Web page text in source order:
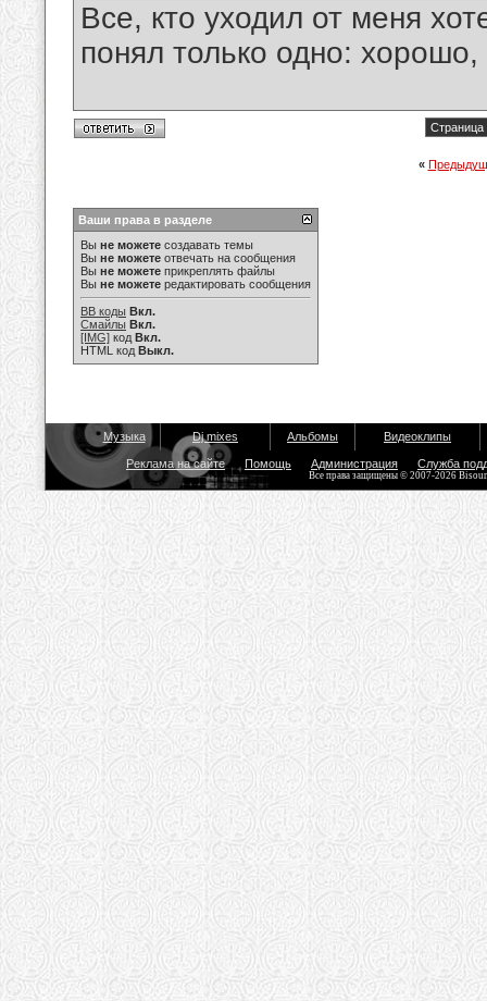
Все, кто уходил от меня
понял только одно:
Страница
«
Ваши права в разделе
Вы не можете создавать темы
Вы не можете отвечать на сообщения
Вы не можете прикреплять файлы
Вы не можете редактировать сообщения
BB коды Вкл.
Смайлы Вкл.
[IMG] код Вкл.
HTML код Выкл.
Музыка Dj mixes Альбомы Видеоклипы
Реклама на сайте Помощь Администрация Служба
Все права защищены © 2007-2026